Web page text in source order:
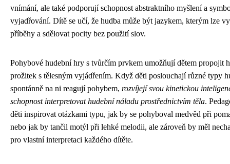
vnímání, ale také podporují schopnost abstraktního myšlení a
vyjadřování. Dítě se učí, že hudba může být jazykem, kterým lze
příběhy a sdělovat pocity bez použití slov.
Pohybové hudební hry s tvůrčím prvkem umožňují dětem propojit
prožitek s tělesným vyjádřením. Když děti poslouchají různé typy
spontánně na ni reagují pohybem, rozvíjejí svou kinetickou
schopnost interpretovat hudební náladu prostřednictvím těla.
děti inspirovat otázkami typu, jak by se pohyboval medvěd při
nebo jak by tančil motýl při lehké melodii, ale zároveň by měl
pro vlastní interpretaci každého dítěte.